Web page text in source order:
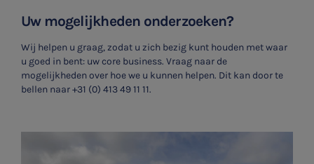
Jaarrekening controle
Belastingadvies
E-commerce
Uw mogelijkheden onderzoeken?
Wij helpen u graag, zodat u zich bezig kunt houden met waar
u goed in bent: uw core business. Vraag naar de
mogelijkheden over hoe we u kunnen helpen. Dit kan door te
bellen naar+31 (0) 413 49 11 11.